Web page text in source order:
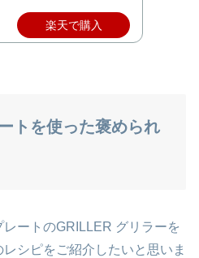
楽天で購入
トを使った褒められ
ートのGRILLER グリラーを
シピをご紹介したいと思いま